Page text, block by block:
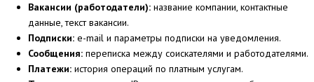
Вакансии (работодатели): название компании, контактные
данные, текст вакансии.
Подписки: e-mail и параметры подписки на уведомления.
Сообщения: переписка между соискателями и работодателями.
Платежи: история операций по платным услугам.